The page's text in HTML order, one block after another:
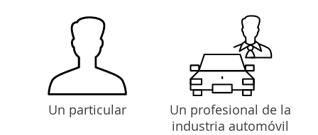
Un particular
Un profesional de la
industria automóvil